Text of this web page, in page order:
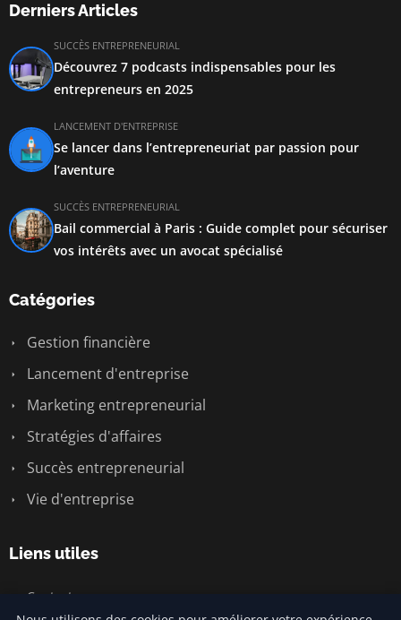
Derniers Articles
SUCCÈS ENTREPRENEURIAL
Découvrez 7 podcasts indispensables pour les
entrepreneurs en 2025
LANCEMENT D'ENTREPRISE
Se lancer dans l’entrepreneuriat par passion pour
l’aventure
SUCCÈS ENTREPRENEURIAL
Bail commercial à Paris : Guide complet pour sécuriser
vos intérêts avec un avocat spécialisé
Catégories
Gestion financière
Lancement d'entreprise
Marketing entrepreneurial
Stratégies d'affaires
Succès entrepreneurial
Vie d'entreprise
Liens utiles
Contact